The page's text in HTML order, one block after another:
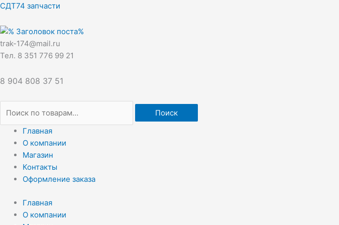
Перейти
содержимому
СДТ74 запчасти
trak-174@mail.ru
Тел. 8 351 776 99 21
8 904 808 37 51
Искать:
Поиск
Главная
О компании
Магазин
Контакты
Оформление заказа
Главная
О компании